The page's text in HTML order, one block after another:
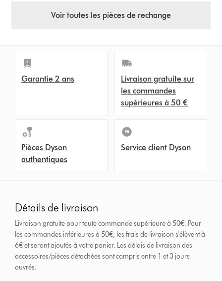
Voir toutes les pièces de rechange
Garantie 2 ans
Livraison gratuite sur
les commandes
supérieures à 50 €
Pièces Dyson
authentiques
Service client Dyson
Détails de livraison
Livraison gratuite pour toute commande supérieure à 50€. Pour
les commandes inférieures à 50€, les frais de livraison s'élèvent à
6€ et seront ajoutés à votre panier. Les délais de livraison des
accessoires/pièces détachées sont compris entre 1 et 3 jours
ouvrés.